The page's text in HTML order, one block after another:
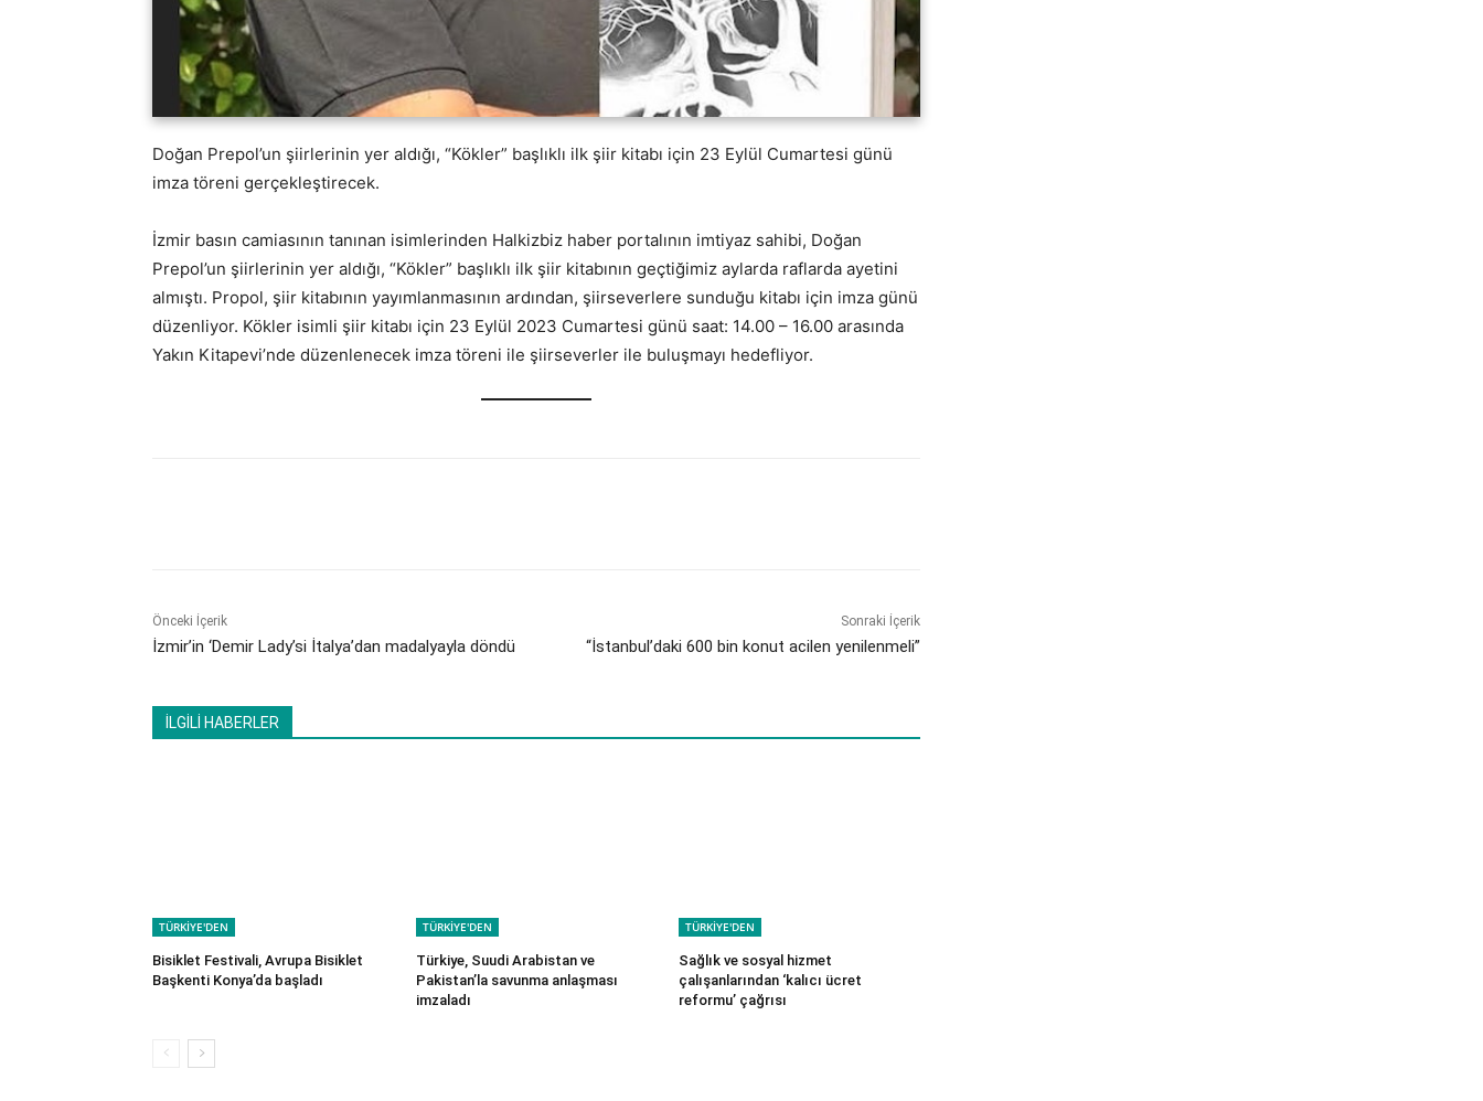
Doğan Prepol’un şiirlerinin yer aldığı, “Kökler” başlıklı ilk şiir kitabı için 23 Eylül Cumartesi günü
imza töreni gerçekleştirecek.
İzmir basın camiasının tanınan isimlerinden Halkizbiz haber portalının imtiyaz sahibi, Doğan
Prepol’un şiirlerinin yer aldığı, “Kökler” başlıklı ilk şiir kitabının geçtiğimiz aylarda raflarda ayetini
almıştı. Propol, şiir kitabının yayımlanmasının ardından, şiirseverlere sunduğu kitabı için imza günü
düzenliyor. Kökler isimli şiir kitabı için 23 Eylül 2023 Cumartesi günü saat: 14.00 – 16.00 arasında
Yakın Kitapevi’nde düzenlenecek imza töreni ile şiirseverler ile buluşmayı hedefliyor.
Önceki İçerik
İzmir’in ‘Demir Lady’si İtalya’dan madalyayla döndü
Sonraki İçerik
“İstanbul’daki 600 bin konut acilen yenilenmeli”
İLGİLİ HABERLER
TÜRKİYE'DEN
Bisiklet Festivali, Avrupa Bisiklet
Başkenti Konya’da başladı
TÜRKİYE'DEN
Türkiye, Suudi Arabistan ve
Pakistan’la savunma anlaşması
imzaladı
TÜRKİYE'DEN
Sağlık ve sosyal hizmet
çalışanlarından ‘kalıcı ücret
reformu’ çağrısı